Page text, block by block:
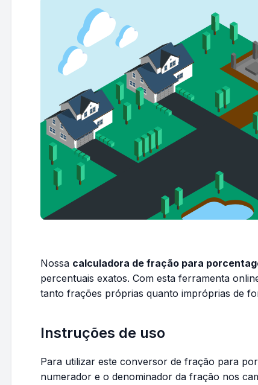
Nossa calculadora de fração para
percentuais exatos. Com esta ferramenta
tanto frações próprias quanto impróprias de
Instruções de uso
Para utilizar este conversor de fração para
numerador e o denominador da fração nos